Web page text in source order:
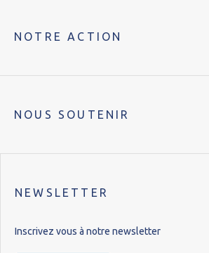
NOTRE ACTION
NOUS SOUTENIR
NEWSLETTER
Inscrivez vous à notre newsletter